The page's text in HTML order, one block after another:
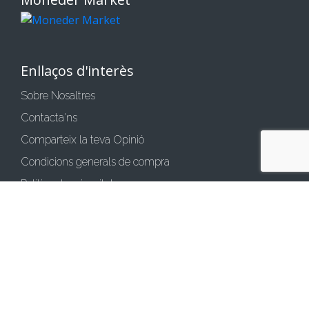
Enllaços d'interès
Sobre Nosaltres
Contacta'ns
Comparteix la teva Opinió
Condicions generals de compra
Política de privacitat